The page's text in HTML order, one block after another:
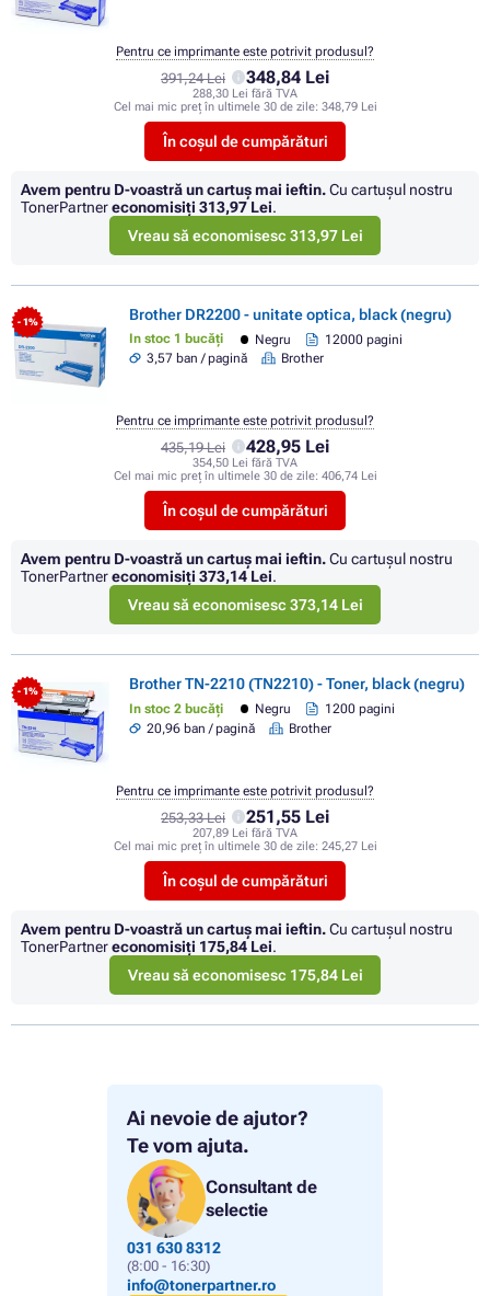
Ai nevoie de ajutor?
Te vom ajuta.
Consultant de
selectie
031 630 8312
(8:00 - 16:30)
info@tonerpartner.ro
391,24 Lei 348,84 Lei
288,30 Lei fără TVA
Cel mai mic preț în ultimele 30 de zile: 348,79 Lei
În coșul de cumpărături
Pentru ce imprimante este potrivit produsul?
Avem pentru D-voastră un cartuș mai ieftin.Cu cartuşul nostru
TonerPartnereconomisiţi 313,97 Lei.
Vreau să economisesc 313,97 Lei
- 1% Brother DR2200 - unitate optica, black (negru)
In stoc 1 bucăți Negru
12000 pagini
3,57 ban / pagină
Brother
435,19 Lei 428,95 Lei
354,50 Lei fără TVA
Cel mai mic preț în ultimele 30 de zile: 406,74 Lei
În coșul de cumpărături
Pentru ce imprimante este potrivit produsul?
Avem pentru D-voastră un cartuș mai ieftin.Cu cartuşul nostru
TonerPartnereconomisiţi 373,14 Lei.
Vreau să economisesc 373,14 Lei
- 1% Brother TN-2210 (TN2210) - Toner, black (negru)
In stoc 2 bucăți Negru
1200 pagini
20,96 ban / pagină
Brother
253,33 Lei 251,55 Lei
207,89 Lei fără TVA
Cel mai mic preț în ultimele 30 de zile: 245,27 Lei
În coșul de cumpărături
Pentru ce imprimante este potrivit produsul?
Avem pentru D-voastră un cartuș mai ieftin.Cu cartuşul nostru
TonerPartnereconomisiţi 175,84 Lei.
Vreau să economisesc 175,84 Lei